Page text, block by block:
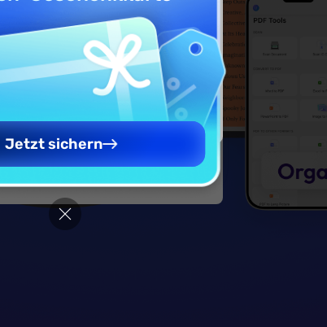
updf.com from outside this
your regional site for more
promotions, and events.
auf die deutsche Seite
Continue to English Site
ist diese Veranstaltung
abgelaufen.
Startseite gehen
Jetzt sichern